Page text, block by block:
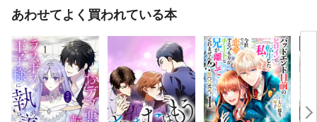
あわせてよく買われている本